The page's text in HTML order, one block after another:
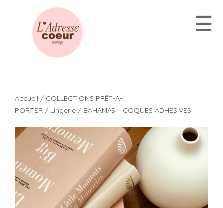
☰
Accueil / COLLECTIONS PRÊT-A-
PORTER / Lingerie / BAHAMAS – COQUES ADHESIVES